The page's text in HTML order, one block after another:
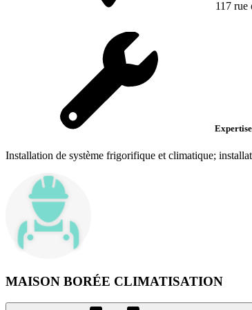
117 rue
Installation de système frigorifique et climatique;
MAISON BORÉE CLIMATISATION